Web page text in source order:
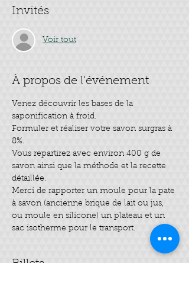
Invités
Voir tout
À propos de l'événement
Venez découvrir les bases de la
saponification à froid.
Formuler et réaliser votre savon surgras à
8%.
Vous repartirez avec environ 400 g de
savon ainsi que la méthode et la recette
détaillée.
Merci de rapporter un moule pour la pate
à savon (ancienne brique de lait ou jus,
ou moule en silicone) un plateau et un
sac isotherme pour le transport.
Billets